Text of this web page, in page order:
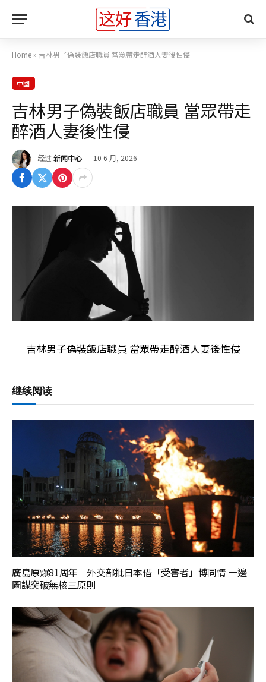
Home » 吉林男子偽裝飯店職員 當眾帶走醉酒人妻後性侵
中國
吉林男子偽裝飯店職員 當眾帶走
醉酒人妻後性侵
经过 新闻中心 10 6 月, 2026
吉林男子偽裝飯店職員 當眾帶走醉酒人妻後性侵
继续阅读
廣島原爆81周年｜外交部批日本借「受害者」博同情 一邊
圖謀突破無核三原則